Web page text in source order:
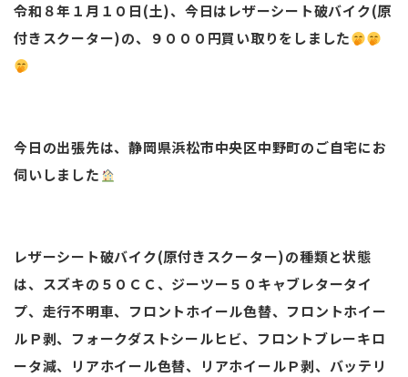
令和８年１月１０日(土)、今日はレザーシート破バイク(原
付きスクーター)の、９０００円買い取りをしました
今日の出張先は、静岡県浜松市中央区中野町のご自宅にお
伺いしました
レザーシート破バイク(原付きスクーター)の種類と状態
は、スズキの５０ＣＣ、ジーツー５０キャブレタータイ
プ、走行不明車、フロントホイール色替、フロントホイー
ルＰ剥、フォークダストシールヒビ、フロントブレーキロ
ータ減、リアホイール色替、リアホイールＰ剥、バッテリ